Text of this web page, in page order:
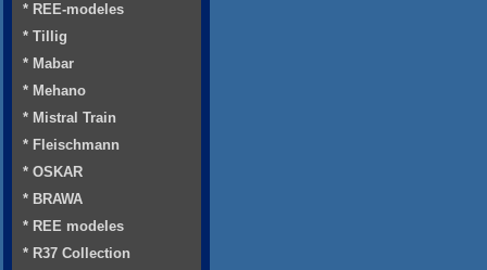
* REE-modeles
* Tillig
* Mabar
* Mehano
* Mistral Train
* Fleischmann
* OSKAR
* BRAWA
* REE modeles
* R37 Collection